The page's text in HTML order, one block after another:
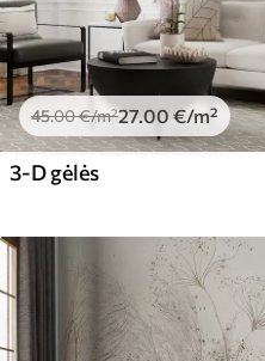
45.00€/m²27 .00 €/m²
3-D gėlės